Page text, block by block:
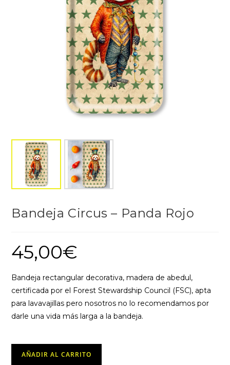
Bandeja Circus – Panda Rojo
45,00€
Bandeja rectangular decorativa, madera de abedul,
certificada por el Forest Stewardship Council (FSC), apta
para lavavajillas pero nosotros no lo recomendamos por
darle una vida más larga a la bandeja.
Bandeja
AÑADIR AL CARRITO